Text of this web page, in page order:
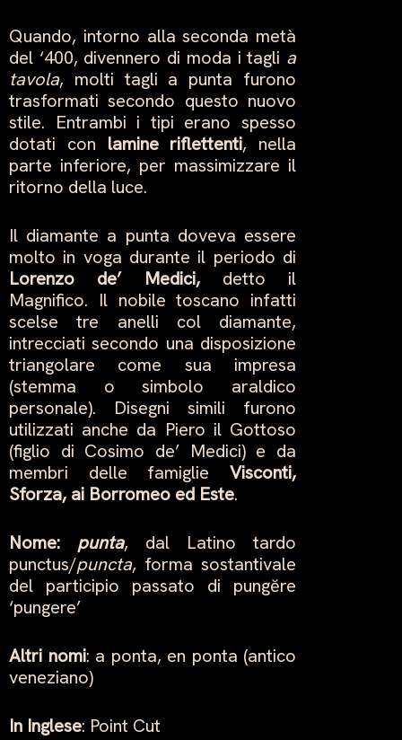
Quando, intorno alla seconda metà
del ‘400, divennero di moda i tagli a
tavola, molti tagli a punta furono
trasformati secondo questo nuovo
stile. Entrambi i tipi erano spesso
dotati con lamine riflettenti, nella
parte inferiore, per massimizzare il
ritorno della luce.
Il diamante a punta doveva essere
molto in voga durante il periodo di
Lorenzo de’ Medici, detto il
Magnifico. Il nobile toscano infatti
scelse tre anelli col diamante,
intrecciati secondo una disposizione
triangolare come sua impresa
(stemma o simbolo araldico
personale). Disegni simili furono
utilizzati anche da Piero il Gottoso
(figlio di Cosimo de’ Medici) e da
membri delle famiglie Visconti,
Sforza, ai Borromeo ed Este.
Nome: punta, dal Latino tardo
punctus/puncta, forma sostantivale
del participio passato di pungĕre
‘pungere’
Altri nomi: a ponta, en ponta (antico
veneziano)
In Inglese: Point Cut